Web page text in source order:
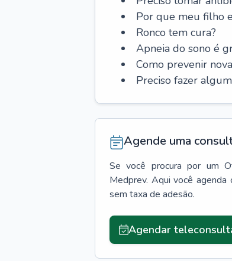
Por que meu filho
Ronco tem cura?
Apneia do sono é
Como prevenir
Preciso fazer
Agende uma
Se você procura por um
Medprev. Aqui você
sem taxa de adesão.
Agendar